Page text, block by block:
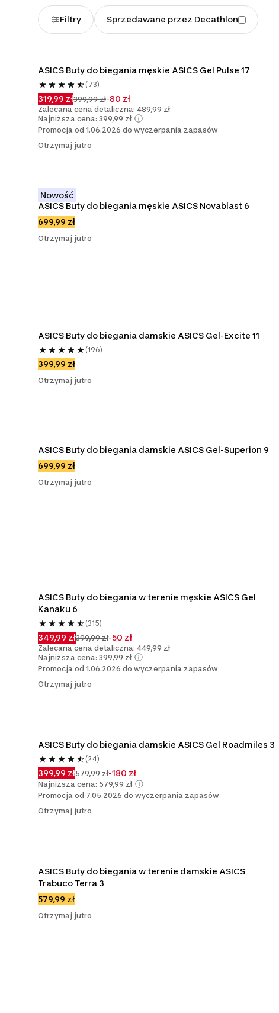
Filtry Sprzedawane przez Decathlon
ASICS Buty do biegania męskie ASICS Gel Pulse 17
(73)
319,99 zł399,99 zł-80 zł
Zalecana cena detaliczna: 489,99 zł
Najniższa cena: 399,99 zł
Promocja od 1.06.2026 do wyczerpania zapasów
Otrzymaj jutro
Nowość
ASICS Buty do biegania męskie ASICS Novablast 6
699,99 zł
Otrzymaj jutro
ASICS Buty do biegania damskie ASICS Gel-Excite 11
(196)
399,99 zł
Otrzymaj jutro
ASICS Buty do biegania damskie ASICS Gel-Superion 9
699,99 zł
Otrzymaj jutro
ASICS Buty do biegania w terenie męskie ASICS Gel
Kanaku 6
(315)
349,99 zł399,99 zł-50 zł
Zalecana cena detaliczna: 449,99 zł
Najniższa cena: 399,99 zł
Promocja od 1.06.2026 do wyczerpania zapasów
Otrzymaj jutro
ASICS Buty do biegania damskie ASICS Gel Roadmiles 3
(24)
399,99 zł579,99 zł-180 zł
Najniższa cena: 579,99 zł
Promocja od 7.05.2026 do wyczerpania zapasów
Otrzymaj jutro
ASICS Buty do biegania w terenie damskie ASICS
Trabuco Terra 3
579,99 zł
Otrzymaj jutro